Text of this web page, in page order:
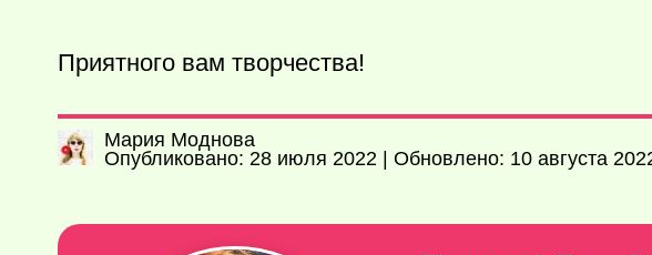
Приятного вам творчества!
Мария Моднова
Опубликовано: 28 июля 2022 | Обновлено: 10 августа